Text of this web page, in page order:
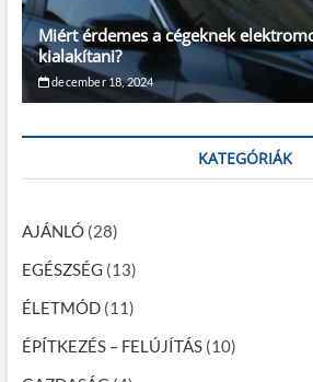
Miért érdemes a cégeknek
kialakítani?
december 18, 2024
KATEGÓRIÁK
AJÁNLÓ(28)
EGÉSZSÉG (13)
ÉLETMÓD(11)
ÉPÍTKEZÉS – FELÚJÍTÁS(10)